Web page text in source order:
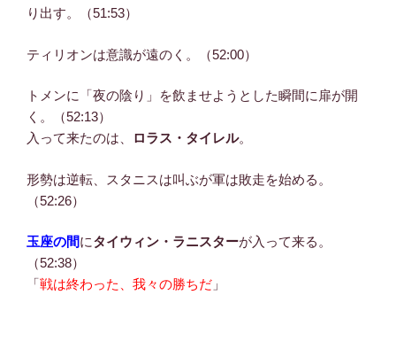
り出す。（51:53）
ティリオンは意識が遠のく。（52:00）
トメンに「夜の陰り」を飲ませようとした瞬間に扉が開
く。（52:13）
入って来たのは、
ロラス・タイレル。
形勢は逆転、スタニスは叫ぶが軍は敗走を始める。
（52:26）
玉座の間にタイウィン・ラニスターが入って来る。
（52:38）
「戦は終わった、我々の勝ちだ 」